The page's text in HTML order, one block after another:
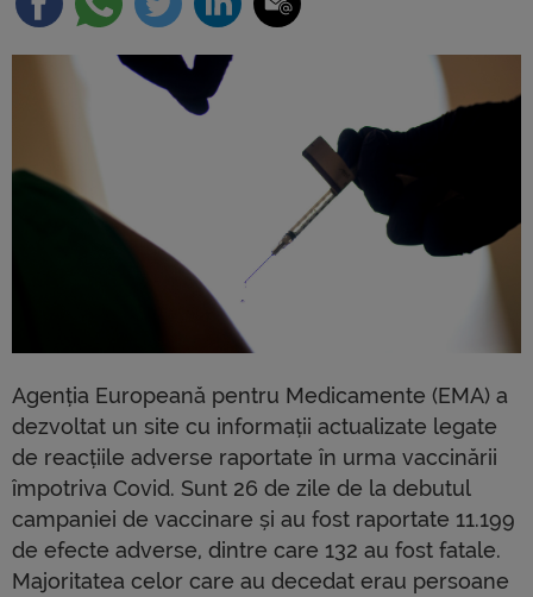
Agenția Europeană pentru Medicamente (EMA) a
dezvoltat un site cu informații actualizate legate
de reacțiile adverse raportate în urma vaccinării
împotriva Covid. Sunt 26 de zile de la debutul
campaniei de vaccinare și au fost raportate 11.199
de efecte adverse, dintre care 132 au fost fatale.
Majoritatea celor care au decedat erau persoane